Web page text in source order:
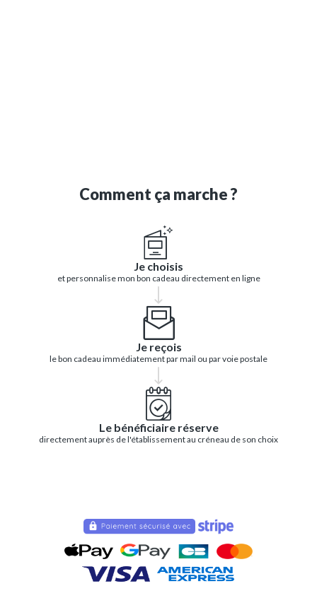
Comment ça marche ?
Je choisis
et personnalise mon bon cadeau directement en ligne
Je reçois
le bon cadeau immédiatement par mail ou par voie postale
Le bénéficiaire réserve
directement auprès de l'établissement au créneau de son choix